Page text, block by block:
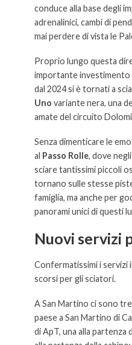
conduce alla base degli
adrenalinici, cambi di
mai perdere di vista le
Proprio lungo questa
importante investimento
dal 2024 si è tornati a
Uno variante nera, una
amate del circuito
Senza dimenticare le
al Passo Rolle, dove
sciare tantissimi piccoli
tornano sulle stesse
famiglia, ma anche per
panorami unici di questi
Nuovi servizi
Confermatissimi i servizi
scorsi per gli sciatori.
A San Martino ci sono
paese a San Martino di
di ApT, una alla partenza